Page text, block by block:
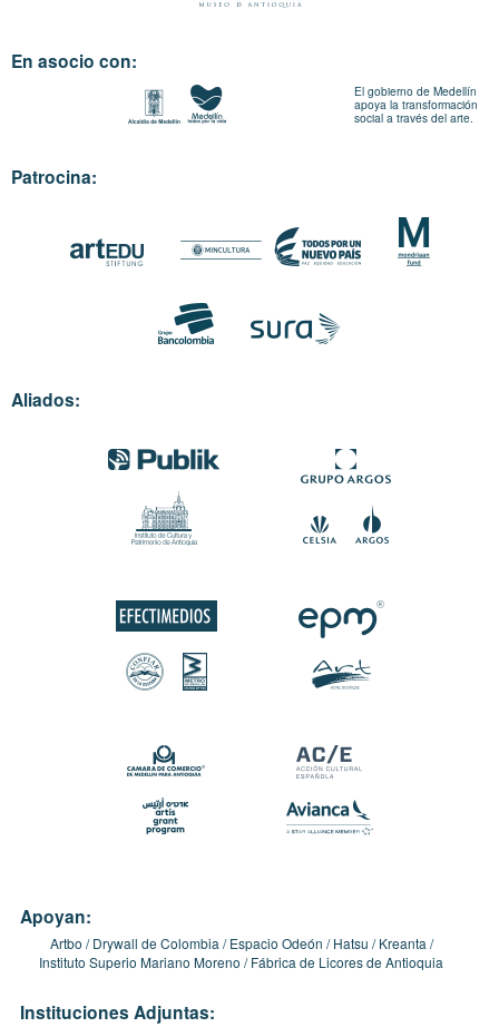
En asocio con:
El gobierno de Medellín
apoya la transformación
social a través del arte.
Patrocina:
Aliados:
Apoyan:
Artbo Drywall de Colombia Espacio Odeón Hatsu
Kreanta
Instituto Superio Mariano Moreno
Fábrica de Licores de Antioquia
Instituciones Adjuntas: